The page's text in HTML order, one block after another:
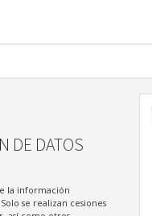
DE DATOS
la información
se realizan cesiones